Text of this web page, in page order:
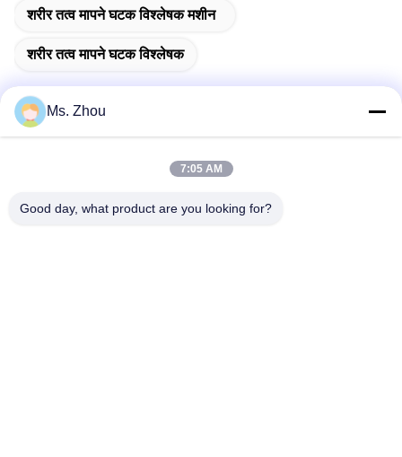
शरीर तत्व मापने घटक विश्लेषक मशीन
शरीर तत्व मापने घटक विश्लेषक
पता
Ms. Zhou
7:05 AM
Good day, what product are you looking for?